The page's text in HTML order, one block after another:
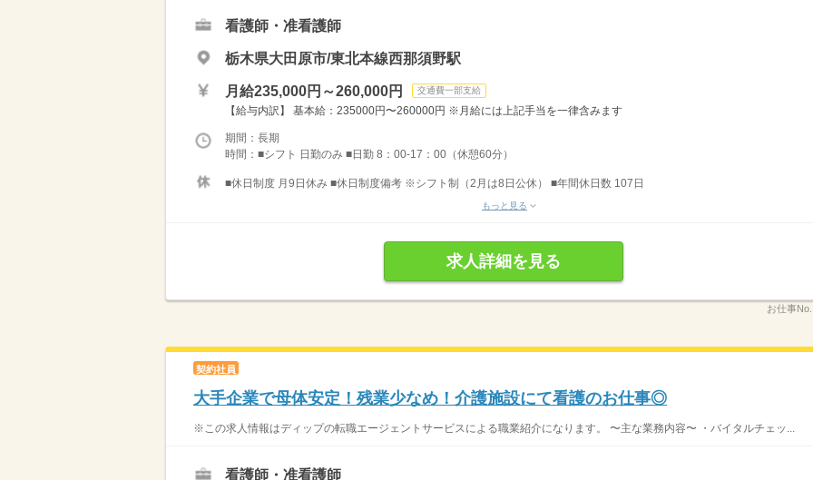
看護師・准看護師
栃木県大田原市/東北本線西那須野駅
月給235,000円～260,000円 交通費一部支給
【給与内訳】 基本給：235000円〜260000円 ※月給には上記手当を一律含みます
期間：長期
時間：■シフト 日勤のみ ■日勤 8：00-17：00（休憩60分）
■休日制度 月9日休み ■休日制度備考 ※シフト制（2月は8日公休） ■年間休日数 107日
もっと見る
求人詳細を見る
お仕事No.
契約社員
大手企業で母体安定！残業少なめ！介護施設にて看護のお仕事◎
※この求人情報はディップの転職エージェントサービスによる職業紹介になります。 〜主な業務内容〜 ・バイタルチェッ...
看護師・准看護師